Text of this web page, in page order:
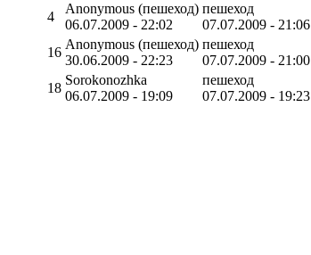
4
Anonymous (пешеход)
06.07.2009 - 22:02
пешеход
07.07.2009 - 21:06
16
Anonymous (пешеход)
30.06.2009 - 22:23
пешеход
07.07.2009 - 21:00
18
Sorokonozhka
06.07.2009 - 19:09
пешеход
07.07.2009 - 19:23